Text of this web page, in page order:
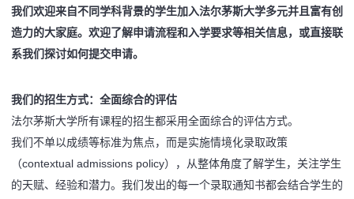
我们欢迎来自不同学科背景的学生加入法尔茅斯大学多元并且富有创
造力的大家庭。欢迎了解申请流程和入学要求等相关信息，或直接联
系我们探讨如何提交申请。
我们的招生方式：全面综合的评估
法尔茅斯大学所有课程的招生都采用全面综合的评估方式。
我们不单以成绩等标准为焦点，而是实施情境化录取政策
（contextual admissions policy），从整体角度了解学生，关注学生
的天赋、经验和潜力。我们发出的每一个录取通知书都会结合学生的